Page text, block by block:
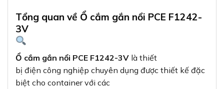
Tổng quan về Ổ cắm gắn nổi PCE F1242-
3V
Ổ cắm gắn nổi PCE F1242-3V là thiết
bị điện công nghiệp chuyên dụng được thiết kế đặc
biệt cho container với các